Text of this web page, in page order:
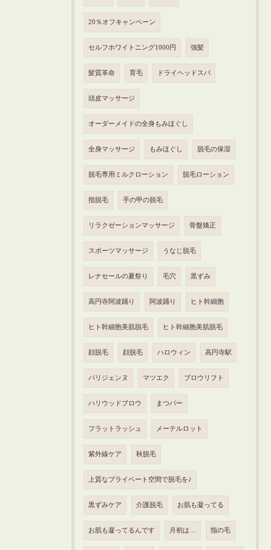
20％オフキャンペーン
セルフホワイトニング1000円 強髪
髪質革命 育毛 ドライヘッドスパ
頭皮マッサージ
オーダーメイドの全身もみほぐし
全身マッサージ もみほぐし 脱毛の保湿
脱毛専用ミルクローション 脱毛ローション
指脱毛 手の甲の脱毛
リラクゼーションマッサージ 骨盤矯正
スポーツマッサージ うなじ脱毛
レナセールの夏祭り 毛穴 黒ずみ
高円寺阿波踊り 阿波踊り ヒト幹細胞
ヒト幹細胞美肌脱毛 ヒト幹細胞美肌脱毛
顔脱毛 顔脱毛 ハロウィン 高円寺駅
パリジェンヌ マツエク ブロウリフト
ハリウッドブロウ まつパー
フラットラッシュ メーテルロット
紫外線ケア 秋脱毛
上質なプライベート空間で脱毛を♪
黒ずみケア 介護脱毛 お肌も凝ってる
お肌も凝ってるんです 月初は… 指の毛